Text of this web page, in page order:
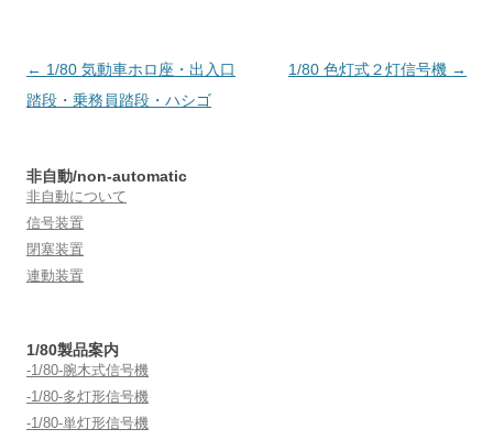
投
稿
ゲ
ー
シ
ョ
← 1/80 気動車ホロ座・出入口
踏段・乗務員踏段・ハシゴ
1/80 色灯式２灯信号機 →
非自動/non-automatic
非自動について
信号装置
閉塞装置
連動装置
1/80製品案内
-1/80-腕木式信号機
-1/80-多灯形信号機
-1/80-単灯形信号機